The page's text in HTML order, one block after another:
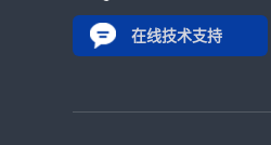
在线技术支持